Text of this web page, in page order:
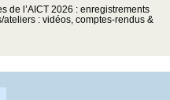
de l’AICT 2026 : enregistrements
: vidéos, comptes-rendus &